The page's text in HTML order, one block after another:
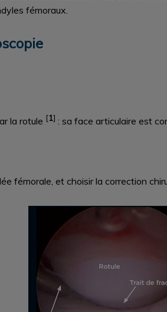
fémoraux.
la rotule [1] : sa face articulaire est
fémorale, et choisir la correction